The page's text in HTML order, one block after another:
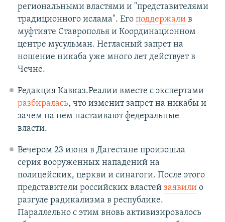
региональными властями и "представителями
традиционного ислама". Его поддержалив
муфтияте Ставрополья и Координационном
центре мусульман. Негласный запрет на
ношение никаба уже много лет действует в
Чечне.
Редакция Кавказ.Реалии вместе с экспертами
разбиралась, что изменит запрет на никабы и
зачем на нем настаивают федеральные
власти.
Вечером 23 июня в Дагестане произошла
серия вооруженных нападений на
полицейских, церкви и синагоги. После этого
представители российских властей заявилио
разгуле радикализма в республике.
Параллельно с этим вновь активизировалось